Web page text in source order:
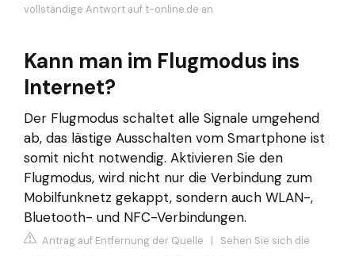
vollständige Antwort auf t-online.de an
Kann man im Flugmodus ins
Internet?
Der Flugmodus schaltet alle Signale umgehend
ab, das lästige Ausschalten vom Smartphone ist
somit nicht notwendig. Aktivieren Sie den
Flugmodus, wird nicht nur die Verbindung zum
Mobilfunknetz gekappt, sondern auch WLAN-,
Bluetooth- und NFC-Verbindungen.
Antrag auf Entfernung der Quelle | Sehen Sie sich die